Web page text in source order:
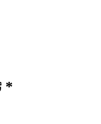
ئەڭ يېڭى تەكلىپكە ئېرىشىش *